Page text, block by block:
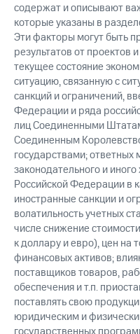
содержат и описывают
которые указаны в
Эти факторы могут быть
результатов от проектов
текущее состояние
ситуацию, связанную с
санкций и ограничений,
Федерации и ряда
лиц Соединенными
Соединенным
государствами; ответных
законодательного и
Российской Федерации в
иностранные санкции и
волатильность учетных
числе снижение
к доллару и евро), цен на
финансовых активов;
поставщиков товаров,
обеспечения и т.п.
поставлять свою
юридическим и